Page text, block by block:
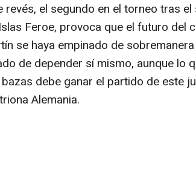
revés, el segundo en el torneo tras
Feroe, provoca que el futuro del
se haya empinado de
de depender sí mismo, aunque lo
debe ganar el partido de este
Alemania.